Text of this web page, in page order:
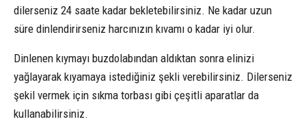
dilerseniz 24 saate kadar bekletebilirsiniz. Ne kadar uzun
süre dinlendirirseniz harcınızın kıvamı o kadar iyi olur.
Dinlenen kıymayı buzdolabından aldıktan sonra elinizi
yağlayarak kıyamaya istediğiniz şekli verebilirsiniz. Dilerseniz
şekil vermek için sıkma torbası gibi çeşitli aparatlar da
kullanabilirsiniz.